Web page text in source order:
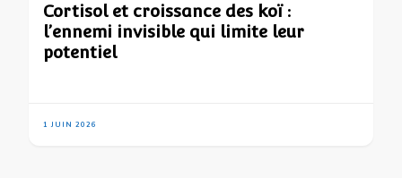
Cortisol et croissance des koï :
l’ennemi invisible qui limite leur
potentiel
1 JUIN 2026